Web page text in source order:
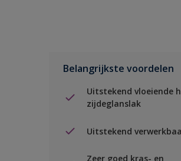
Belangrijkste voordelen
Uitstekend vloeiende
zijdeglanslak
Uitstekend
Zeer goed kras- en